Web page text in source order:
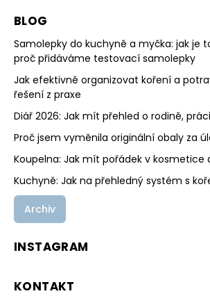
BLOG
Samolepky do kuchyně a myčka: jak je
proč přidáváme testovací samolepky
Jak efektivně organizovat koření a
řešení z praxe
Diář 2026: Jak mít přehled o rodině,
Proč jsem vyměnila originální obaly za
Koupelna: Jak mít pořádek v kosmetice
Kuchyně: Jak na přehledný systém s
Archiv
INSTAGRAM
KONTAKT